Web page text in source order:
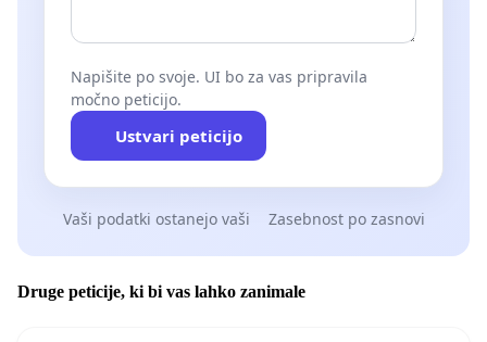
Napišite po svoje. UI bo za vas pripravila
močno peticijo.
Ustvari peticijo
Vaši podatki ostanejo vaši Zasebnost po zasnovi
Druge peticije, ki bi vas lahko zanimale